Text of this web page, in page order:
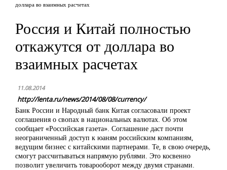
доллара во взаимных расчетах
Россия и Китай полностью
откажутся от доллара во
взаимных расчетах
11.08.2014
http://lenta.ru/news/2014/08/08/currency/
Банк России и Народный банк Китая согласовали проект
соглашения о свопах в национальных валютах. Об этом
сообщает «Российская газета». Соглашение даст почти
неограниченный доступ к юаням российским компаниям,
ведущим бизнес с китайскими партнерами. Те, в свою очередь,
смогут рассчитываться напрямую рублями. Это косвенно
позволит увеличить товарооборот между двумя странами.